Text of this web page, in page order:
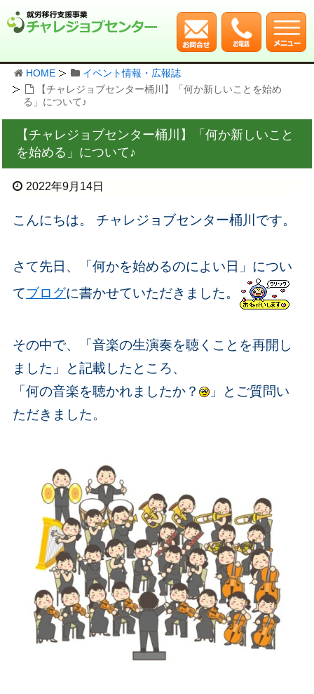
HOME
イベント情報・広報誌
【チャレジョブセンター桶川】「何か新しいことを始め
る」について♪
【チャレジョブセンター桶川】「何か新しいこと
を始める」について♪
2022年9月14日
こんにちは。 チャレジョブセンター桶川です。
さて先日、「何かを始めるのによい日」につい
てブログに書かせていただきました。
その中で、「音楽の生演奏を聴くことを再開し
ました」と記載したところ、
「何の音楽を聴かれましたか？
」とご質問い
ただきました。